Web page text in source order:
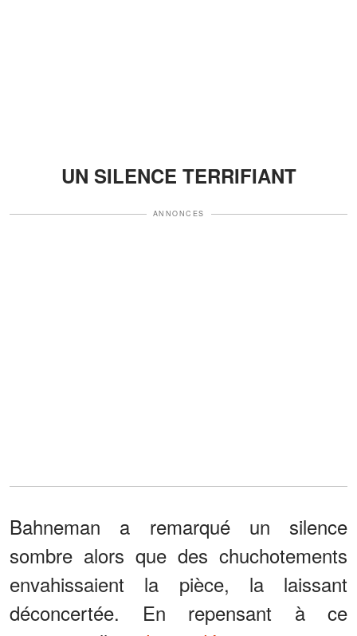
UN SILENCE TERRIFIANT
ANNONCES
Bahneman a remarqué un silence
sombre alors que des chuchotements
envahissaient la pièce, la laissant
déconcertée. En repensant à ce